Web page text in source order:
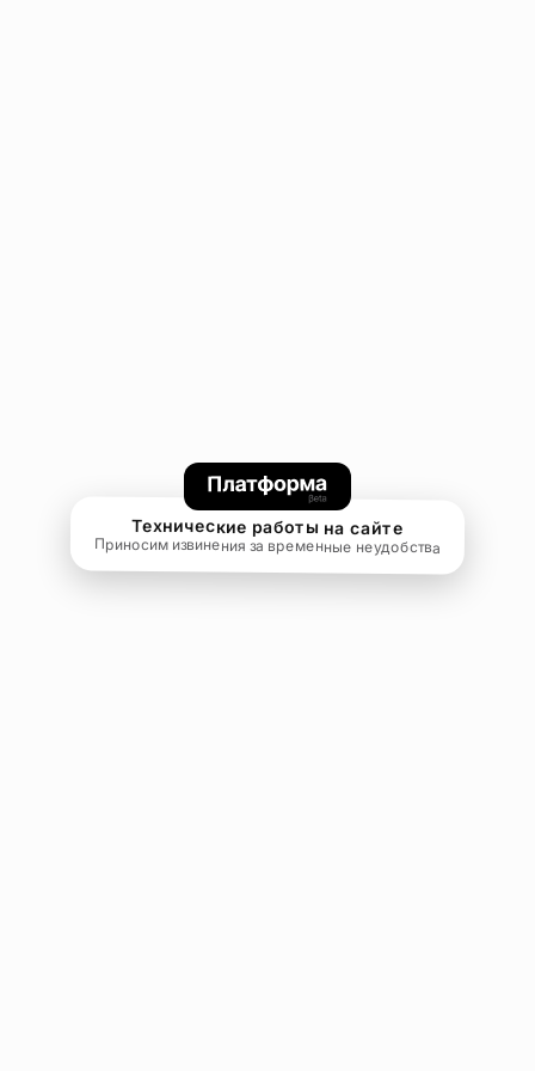
Технические работы на сайте
Приносим извинения за временные неудобства